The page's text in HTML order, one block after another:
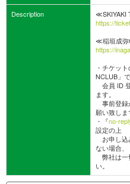
Description
≪SKIYAKI
https://
≪稲垣成弥
https://
・チケッ
NCLUB」
会員 ID
ます。
事前登録
願い致しま
・『no-
設定の上
お申し込
ない場合、
弊社は一
い。